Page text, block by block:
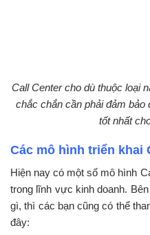
Call Center cho dù thuộc loại
chắc chắn cần phải đảm
tốt nhất
Các mô hình triển khai
Hiện nay có một số mô hình
trong lĩnh vực kinh doanh.
gì, thì các bạn cũng có thể
đây: